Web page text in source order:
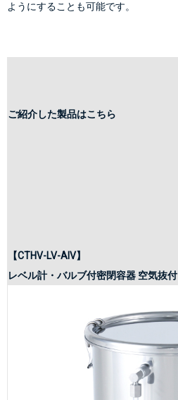
ようにすることも可能です。
ご紹介した製品はこちら
【CTHV-LV-AIV】
レベル計・バルブ付密閉容器 空気抜付